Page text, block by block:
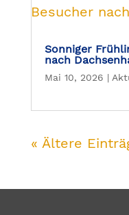
Sonniger
nach
Mai 10, 2026 |
« Ältere